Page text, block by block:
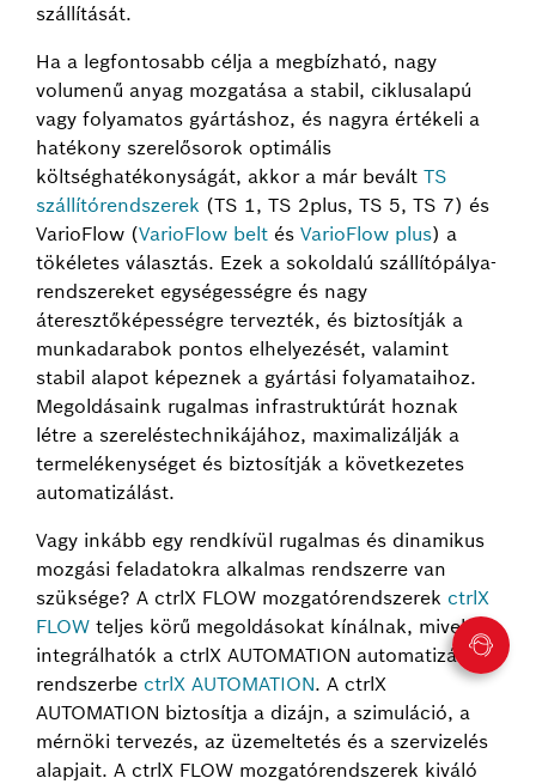
szállítását.
Ha a legfontosabb célja a megbízható, nagy
volumenű anyag mozgatása a stabil, ciklusalapú
vagy folyamatos gyártáshoz, és nagyra értékeli a
hatékony szerelősorok optimális
költséghatékonyságát, akkor a már bevált TS
szállítórendszerek (TS 1, TS 2plus, TS 5, TS 7) és
VarioFlow (VarioFlow belt és VarioFlow plus) a
tökéletes választás. Ezek a sokoldalú szállítópálya-
rendszereket egységességre és nagy
áteresztőképességre tervezték, és biztosítják a
munkadarabok pontos elhelyezését, valamint
stabil alapot képeznek a gyártási folyamataihoz.
Megoldásaink rugalmas infrastruktúrát hoznak
létre a szereléstechnikájához, maximalizálják a
termelékenységet és biztosítják a következetes
automatizálást.
Vagy inkább egy rendkívül rugalmas és dinamikus
mozgási feladatokra alkalmas rendszerre van
szüksége? A ctrlX FLOW mozgatórendszerek ctrlX
FLOW teljes körű megoldásokat kínálnak, mivel
integrálhatók a ctrlX AUTOMATION automatizálási
rendszerbe ctrlX AUTOMATION. A ctrlX
AUTOMATION biztosítja a dizájn, a szimuláció, a
mérnöki tervezés, az üzemeltetés és a szervizelés
alapjait. A ctrlX FLOW mozgatórendszerek kiváló